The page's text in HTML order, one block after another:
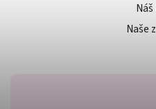
Naše